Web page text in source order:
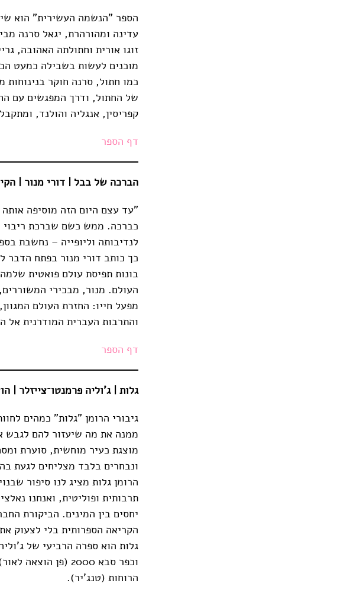
הספר "הנשמה העשירית" הוא
עדינה ומהורהרת, יגאל סרנה
זוגו אורית וחתולתה האהובה,
מוכנים לעשות בשבילה כמעט
כמו חתול, סרנה חוקר בנינוחות
של החתול, ודרך המפגשים עם
קפריסין, אנגליה והולנד,
דף הספר
הברכה של בבל | דורי מנור | הקיבוץ
"עד עצם היום הזה מוסיפה
כברכה. ממש כשם שברכת ריבוי
לנדיבותה וליופייה – נחשבת
כך כותב דורי מנור בפתח
בונות תפיסת עולם פואטית
העולם. מנור, מבכירי
מפעל חייו: החזרת העולם
והתרבות העברית המודרנית אל
דף הספר
גלות | ג'וליה פרמנטו־צייזלר | הוצאת אחוזת בית
גיבורי הרומן "גלות" כמהים
ממנה את מה שיעזור להם לגבש
מוצגת כעיר מוחשית, סוערת
ונבחרים בלבד מצליחים לגעת
הרומן גלות מציג לנו סיפור
תרבותית ופוליטית, ואנחנו
יחסים בין המינים. הביקורת
הקריאה הספרותית בלי לצעוק
גלות הוא ספרה הרביעי של
וכפר סבא 2000
הרוחות (טנג'יר).